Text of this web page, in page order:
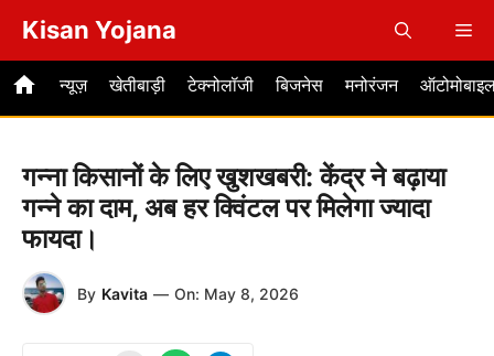
content
Kisan Yojana
न्यूज़ खेतीबाड़ी टेक्नोलॉजी बिजनेस मनोरंजन
गन्ना किसानों के लिए खुशखबरी: केंद्र ने बढ़ाया
गन्ने का दाम, अब हर क्विंटल पर मिलेगा ज्यादा
फायदा।
By Kavita — On: May 8, 2026